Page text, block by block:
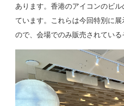
あります。香港のアイコンのビ
ています。これらは今回特別に
ので、会場でのみ販売されている